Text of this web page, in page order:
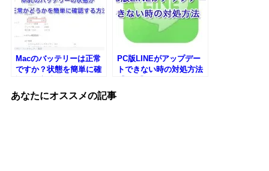
Macのバッテリーは正常
ですか？状態を簡単に確
PC版LINEがアップデー
トできない時の対処方法
あなたにオススメの記事